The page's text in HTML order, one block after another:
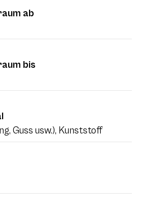
ab
bis
Guss usw.), Kunststoff